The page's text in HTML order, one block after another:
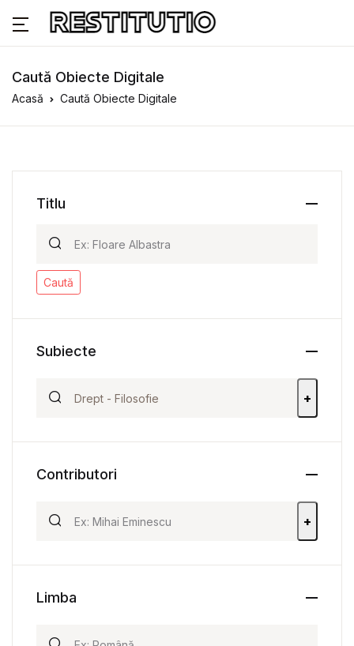
Caută Obiecte Digitale
Acasă Caută Obiecte Digitale
Titlu
Caută
Subiecte
+
Contributori
+
Limba